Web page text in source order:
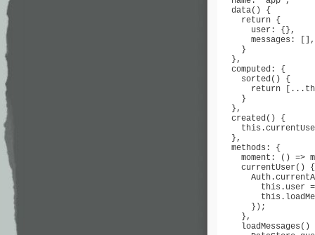
  data() {
    return {
      user: {},
      messages: [],
    }
  },
  computed: {
    sorted() {
return
    }
  },
  created() {
  },
  methods: {
moment: () =>
    currentUser() {
this.user
      });
    },
loadMessages()